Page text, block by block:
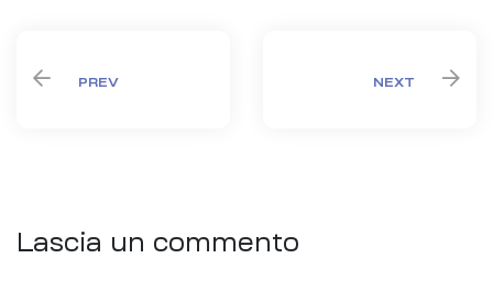
PREV NEXT
Lascia un commento